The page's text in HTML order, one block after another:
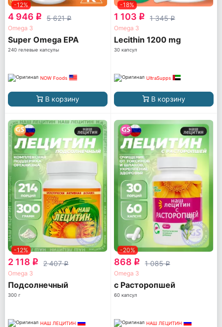
-12%
4 946 q 5 621q
Omega 3
Super Omega EPA
240 гелевые капсулы
NOW Foods
В корзину
-18%
1 103 q 1 345q
Omega 3
Lecithin 1200 mg
30 капсул
UltraSupps
В корзину
-12%
2 118 q 2 407q
Omega 3
Подсолнечный
300 г
НАШ ЛЕЦИТИН
-20%
868 q 1 085q
Omega 3
с Расторопшей
60 капсул
НАШ ЛЕЦИТИН